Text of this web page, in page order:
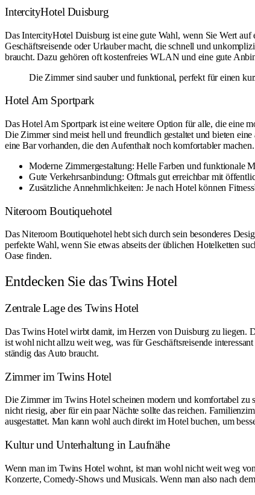
IntercityHotel Duisburg
Das IntercityHotel Duisburg ist eine gute Wahl, wenn Sie Wert
Geschäftsreisende oder Urlauber macht, die schnell und
braucht. Dazu gehören oft kostenfreies WLAN und eine gute
Die Zimmer sind sauber und funktional, perfekt für einen
Hotel Am Sportpark
Das Hotel Am Sportpark ist eine weitere Option für alle, die eine
Die Zimmer sind meist hell und freundlich gestaltet und bieten
eine Bar vorhanden, die den Aufenthalt noch komfortabler machen.
Moderne Zimmergestaltung: Helle Farben und funktionale
Gute Verkehrsanbindung: Oftmals gut erreichbar mit
Zusätzliche Annehmlichkeiten: Je nach Hotel können
Niteroom Boutiquehotel
Das Niteroom Boutiquehotel hebt sich durch sein besonderes
perfekte Wahl, wenn Sie etwas abseits der üblichen Hotelketten
Oase finden.
Entdecken Sie das Twins Hotel
Zentrale Lage des Twins Hotel
Das Twins Hotel wirbt damit, im Herzen von Duisburg zu liegen.
ist wohl nicht allzu weit weg, was für Geschäftsreisende
ständig das Auto braucht.
Zimmer im Twins Hotel
Die Zimmer im Twins Hotel scheinen modern und komfortabel
nicht riesig, aber für ein paar Nächte sollte das reichen.
ausgestattet. Man kann wohl auch direkt im Hotel buchen, um
Kultur und Unterhaltung in Laufnähe
Wenn man im Twins Hotel wohnt, ist man wohl nicht weit weg
Konzerte, Comedy-Shows und Musicals. Wenn man also nach